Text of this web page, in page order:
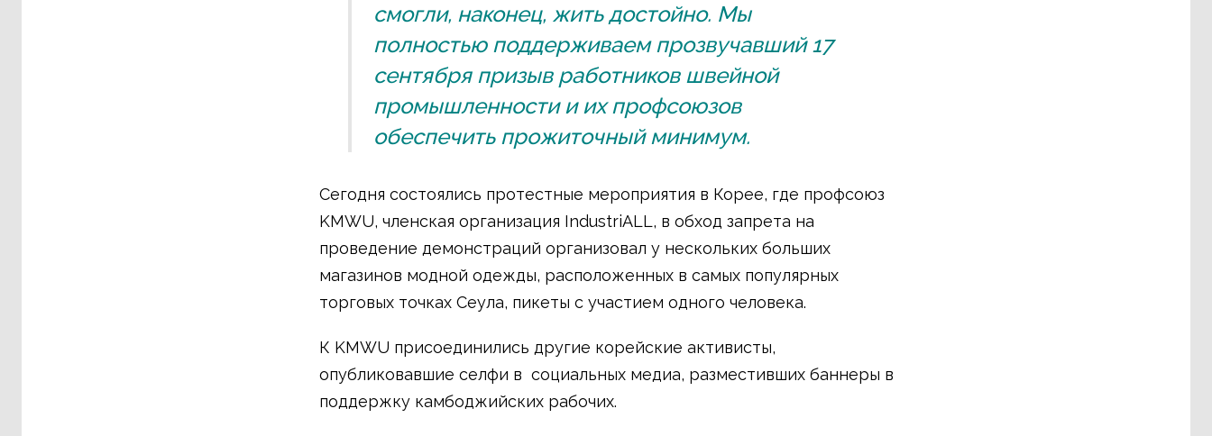
смогли, наконец, жить достойно. Мы
полностью поддерживаем прозвучавший 17
сентября призыв работников швейной
промышленности и их профсоюзов
обеспечить прожиточный минимум.
Сегодня состоялись протестные мероприятия в Корее, где профсоюз
KMWU, членская организация IndustriALL, в обход запрета на
проведение демонстраций организовал у нескольких больших
магазинов модной одежды, расположенных в самых популярных
торговых точках Сеула, пикеты с участием одного человека.
К KMWU присоединились другие корейские активисты,
опубликовавшие селфи в социальных медиа, разместивших баннеры в
поддержку камбоджийских рабочих.